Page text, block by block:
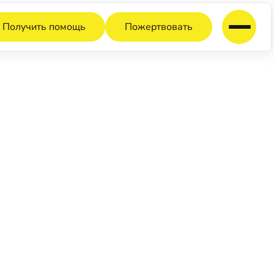
Получить помощь Пожертвовать